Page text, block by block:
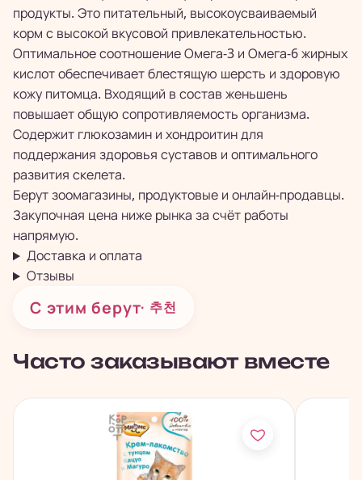
продукты. Это питательный, высокоусваиваемый
корм с высокой вкусовой привлекательностью.
Оптимальное соотношение Омега-3 и Омега-6 жирных
кислот обеспечивает блестящую шерсть и здоровую
кожу питомца. Входящий в состав женьшень
повышает общую сопротивляемость организма.
Содержит глюкозамин и хондроитин для
поддержания здоровья суставов и оптимального
развития скелета.
Берут зоомагазины, продуктовые и онлайн-продавцы.
Закупочная цена ниже рынка за счёт работы
напрямую.
Доставка и оплата
Отзывы
С этим берут· 추천
Часто заказывают вместе